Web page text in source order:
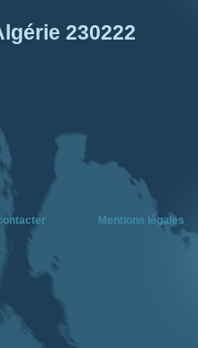
230222
Mentions légales